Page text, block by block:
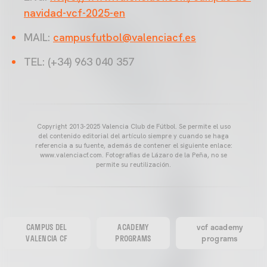
navidad-vcf-2025-en
MAIL: campusfutbol@valenciacf.es
TEL: (+34) 963 040 357
Copyright 2013-2025 Valencia Club de Fútbol. Se permite el uso
del contenido editorial del artículo siempre y cuando se haga
referencia a su fuente, además de contener el siguiente enlace:
www.valenciacf.com. Fotografías de Lázaro de la Peña, no se
permite su reutilización.
CAMPUS DEL
VALENCIA CF
ACADEMY
PROGRAMS
vcf academy
programs